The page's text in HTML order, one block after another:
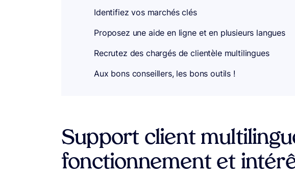
Identifiez vos marchés clés
Proposez une aide en ligne et en plusieurs langues
Recrutez des chargés de clientèle multilingues
Aux bons conseillers, les bons outils !
Support client
fonctionnement et